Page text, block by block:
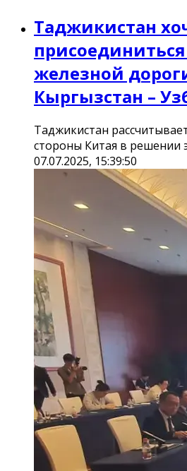
Таджикистан
железной
Кыргызстан –
Таджикистан
стороны Китая в решении
07.07.2025, 15:39:50